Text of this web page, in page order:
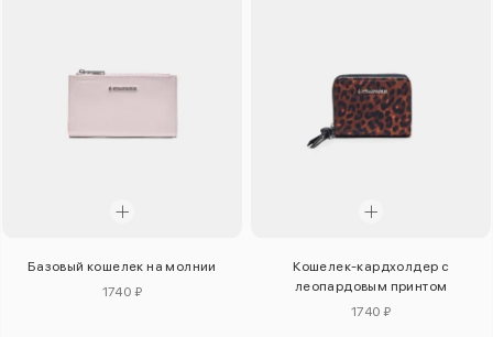
Базовый кошелек на молнии
1740 ₽
Кошелек-кардхолдер с
леопардовым принтом
1740 ₽